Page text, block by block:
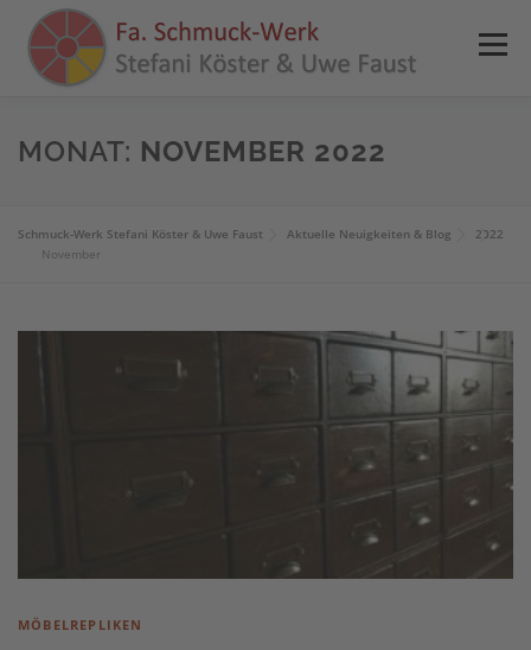
Inhalt
springen
Menü
HOME NEWS ANGEBOTE REFERENZEN
PRESSE SHOP KONTAKT INFOS
MONAT: NOVEMBER 2022
Schmuck-Werk Stefani Köster & Uwe Faust Aktuelle Neuigkeiten & Blog
2022
November
MÖBELREPLIKEN